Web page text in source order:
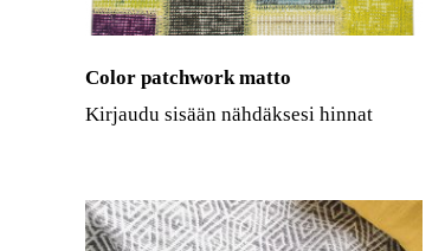
Color patchwork matto
Kirjaudu sisään nähdäksesi hinnat